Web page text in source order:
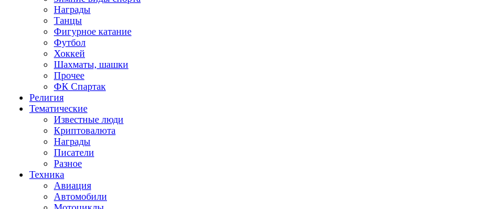
Награды
Танцы
Фигурное катание
Футбол
Хоккей
Шахматы, шашки
Прочее
ФК Спартак
Религия
Тематические
Известные люди
Криптовалюта
Награды
Писатели
Разное
Техника
Авиация
Автомобили